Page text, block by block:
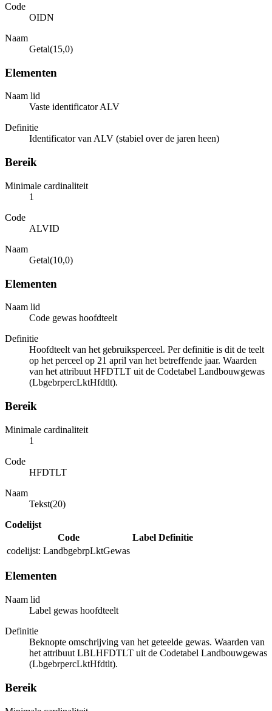
Code
OIDN
Naam
Getal(15,0)
Elementen
Naam lid
Vaste identificator ALV
Definitie
Identificator van ALV (stabiel over de jaren heen)
Bereik
Minimale cardinaliteit
1
Code
ALVID
Naam
Getal(10,0)
Elementen
Naam lid
Code gewas hoofdteelt
Definitie
Hoofdteelt van het gebruiksperceel. Per definitie is dit de teelt
op het perceel op 21 april van het betreffende jaar. Waarden
van het attribuut HFDTLT uit de Codetabel Landbouwgewas
(LbgebrpercLktHfdtlt).
Bereik
Minimale cardinaliteit
1
Code
HFDTLT
Naam
Tekst(20)
Codelijst
Code
Label Definitie
codelijst: LandbgebrpLktGewas
Elementen
Naam lid
Label gewas hoofdteelt
Definitie
Beknopte omschrijving van het geteelde gewas. Waarden van
het attribuut LBLHFDTLT uit de Codetabel Landbouwgewas
(LbgebrpercLktHfdtlt).
Bereik